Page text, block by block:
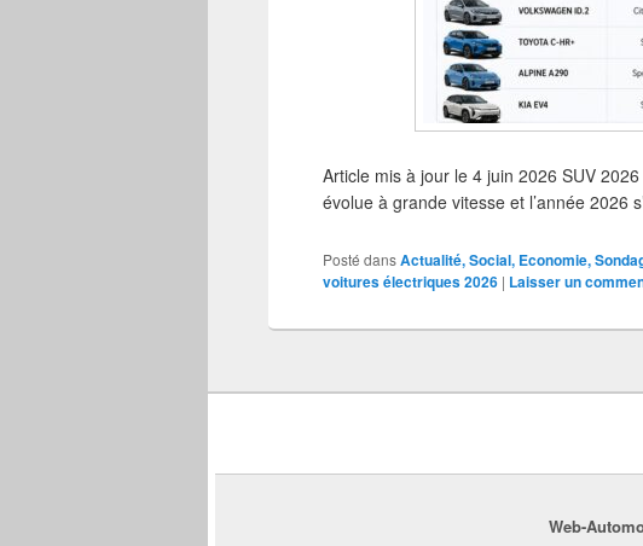
Article mis à jour le 4 juin 2026 SUV
évolue à grande vitesse et l’année 2026
Posté dansActualité, Social, Economie,
voitures électriques 2026 | Laisser un
Web-